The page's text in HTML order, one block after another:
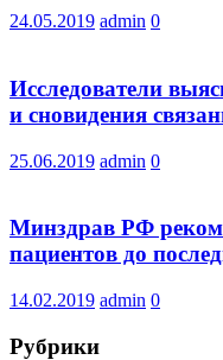
24.05.2019 admin 0
Исследователи
и сновидения
25.06.2019 admin 0
Минздрав РФ
пациентов до
14.02.2019 admin 0
Рубрики